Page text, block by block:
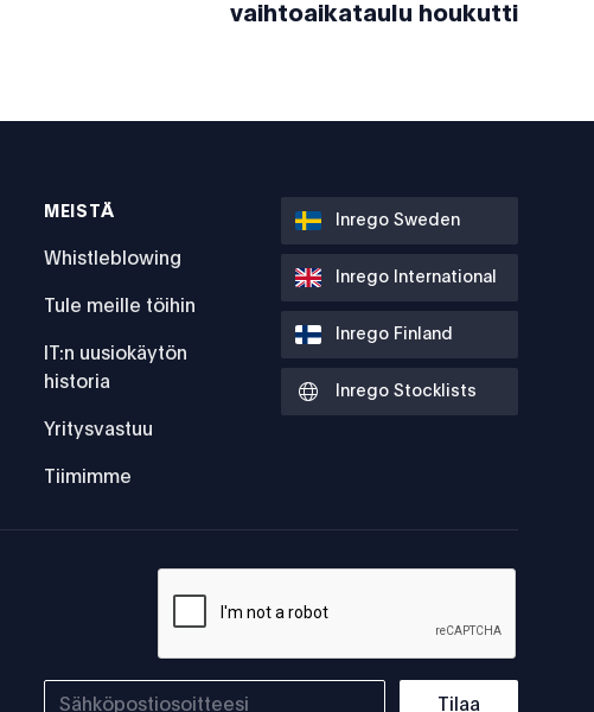
vaihtoaikataulu houkutti
MEISTÄ
Whistleblowing
Tule meille töihin
IT:n uusiokäytön
historia
Yritysvastuu
Tiimimme
Inrego Sweden
Inrego International
Inrego Finland
Inrego Stocklists
Tilaa